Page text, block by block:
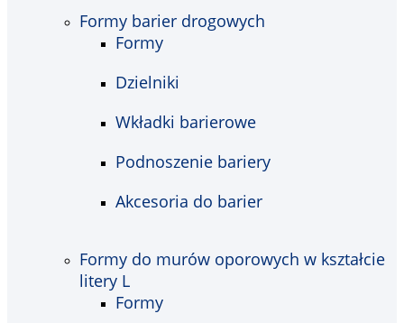
Formy barier drogowych
Formy
Dzielniki
Wkładki barierowe
Podnoszenie bariery
Akcesoria do barier
Formy do murów oporowych w kształcie
litery L
Formy